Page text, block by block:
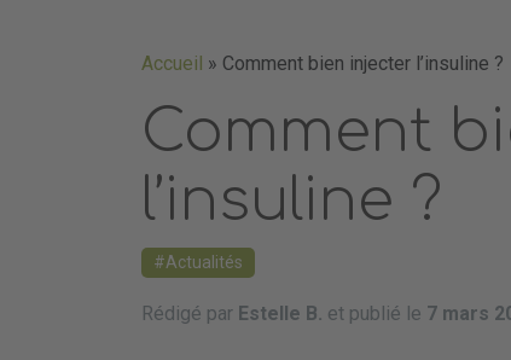
Accueil » Comment bien injecter l’insuline ?
Comment
l’insuline ?
Actualités
Rédigé par Estelle B. et publié le 7 mars